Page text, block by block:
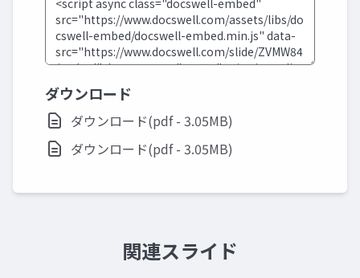
ダウンロード
ダウンロード(pdf - 3.05MB)
ダウンロード(pdf - 3.05MB)
関連スライド